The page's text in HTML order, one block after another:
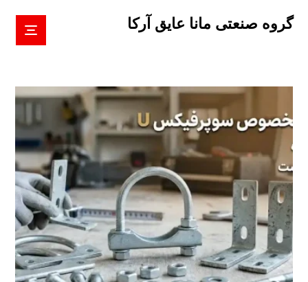
گروه صنعتی مانا عایق آرکا